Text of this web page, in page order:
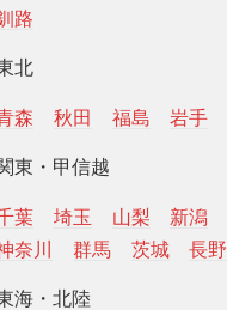
路
北
森 秋田 福島 岩手
東・甲信越
葉 埼玉 山梨 新潟
奈川
群馬 茨城 長野
海・北陸